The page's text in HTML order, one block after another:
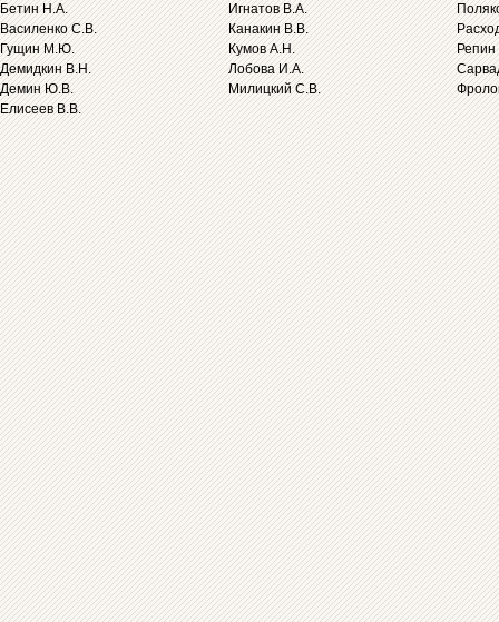
Бетин Н.А.
Василенко С.В.
Гущин М.Ю.
Демидкин В.Н.
Демин Ю.В.
Елисеев В.В.
Игнатов В.А.
Канакин В.В.
Кумов А.Н.
Лобова И.А.
Милицкий С.В.
Репин